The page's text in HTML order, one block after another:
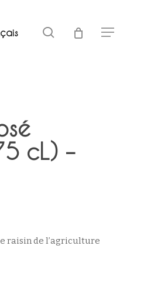
search Menu
cL) –
raisin de l’agriculture